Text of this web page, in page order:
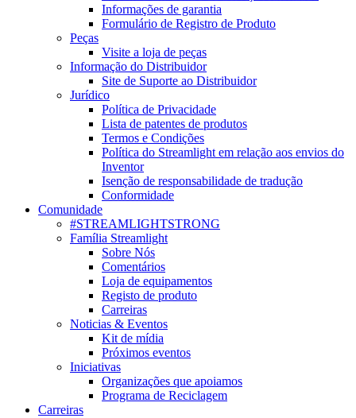
Informações de garantia
Formulário de Registro de Produto
Peças
Visite a loja de peças
Informação do Distribuidor
Site de Suporte ao Distribuidor
Jurídico
Política de Privacidade
Lista de patentes de produtos
Termos e Condições
Política do Streamlight em relação aos envios do
Inventor
Isenção de responsabilidade de tradução
Conformidade
Comunidade
#STREAMLIGHTSTRONG
Família Streamlight
Sobre Nós
Comentários
Loja de equipamentos
Registo de produto
Carreiras
Noticias & Eventos
Kit de mídia
Próximos eventos
Iniciativas
Organizações que apoiamos
Programa de Reciclagem
Carreiras